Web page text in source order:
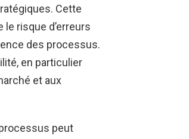
Cette
risque d’erreurs
des processus.
en particulier
et aux
peut